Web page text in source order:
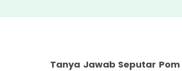
Tanya Jawab Seputar Pom